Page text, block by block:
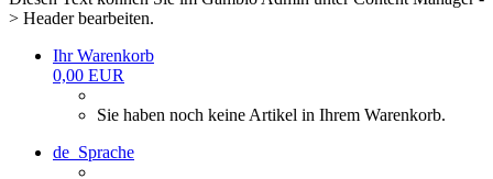
> Header bearbeiten.
Ihr Warenkorb
0,00 EUR
Sie haben noch keine Artikel in Ihrem Warenkorb.
de Sprache